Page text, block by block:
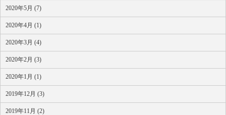
2020年5月 (7)
2020年4月 (1)
2020年3月 (4)
2020年2月 (3)
2020年1月 (1)
2019年12月 (3)
2019年11月 (2)